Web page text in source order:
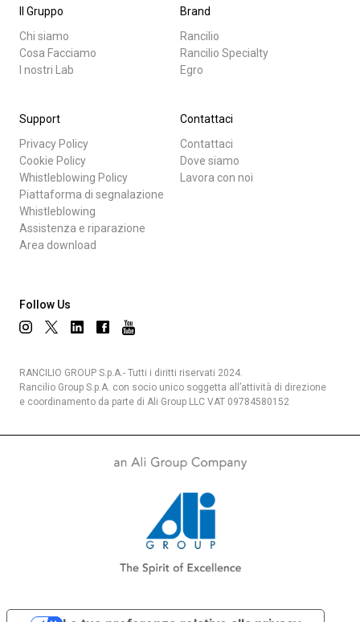
Il Gruppo
Chi siamo
Cosa Facciamo
I nostri Lab
Brand
Rancilio
Rancilio Specialty
Egro
Support
Privacy Policy
Cookie Policy
Whistleblowing Policy
Piattaforma di segnalazione
Whistleblowing
Assistenza e riparazione
Area download
Contattaci
Contattaci
Dove siamo
Lavora con noi
Follow Us
RANCILIO GROUP S.p.A.- Tutti i diritti riservati 2024.
Rancilio Group S.p.A. con socio unico soggetta all’attività di direzione
e coordinamento da parte di Ali Group LLC VAT 09784580152
Prodotti
News
Download
Altro
I nostri Lab
Connect
Contattaci